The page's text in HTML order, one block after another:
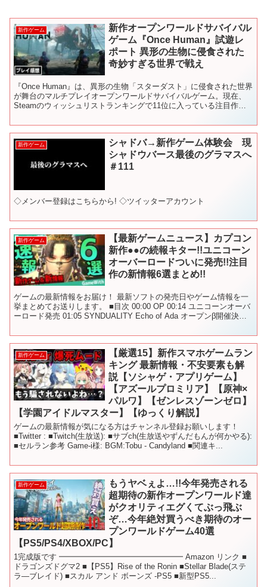
新作ゲーム
新作オープンワールドサバイバル
ゲーム『Once Human』試遊レ
ポート 異形の生物に侵食された
奇妙すぎる世界で戦え
『Once Human』は、異形の生物「スターダスト」に侵食された世界
が舞台のマルチプレイオープンワールドサバイバルゲーム。現在、
Steamのウィッシュリストランキングで11位に入っている注目作
新作ゲーム
シャドバ→新作ゲーム体験会 現
シャドウバース最後のグラマスへ
＃111
◇メンバー登録はこちらから! ◇ツイッターアカウント
新作ゲーム
【最新ゲームニュース】カプコン
新作●●の続報キター!!ユニコーン
オーバーロードついに発売!!注目
作の新情報6選まとめ!!
ゲームの最新情報をお届け！ 最新ソフトの発売日やゲーム情報を一
挙まとめてお送りします。 ■目次 00:00 OP 00:14 ユニコーンオーバ
ーロード発売 01:05 SYNDUALITY Echo of Ada オープンβ開催決定
新作ゲーム
【厳選15】新作スマホゲームラン
キング 最新情報・不安要素も解
説【ソシャゲ・アプリゲーム】
【アズールプロミリア】【原神×
パルワ】【ゼンレスゾーンゼロ】
【学園アイドルマスター】【ゆっくり解説】
ゲームの最新情報が気になる方はチャンネル登録お願いします！
■Twitter : ■Twitch(生放送): ■サブch(生放送やずんだもんが何かやる):
■セルラン参考 Game-i様: BGM:Tobu - Candyland ■関連キ...
新作ゲーム
もうヤベぇよ…!!今年発売される
超期待の新作オープンワールド達
がクオリティエグくてぶっ飛ぶ
ぞ…今年絶対買うべき期待のオー
プンワールドゲーム40選
【PS5/PS4/XBOX/PC】
1完成版です ━━━━━━━━━━━━━━━━ Amazon リンク ■
ドラゴンズドグマ2 ■【PS5】Rise of the Ronin ■Stellar Blade(ステ
ラ―ブレイド) ■スカル アンド ボーンズ -PS5 ■新型PS5...